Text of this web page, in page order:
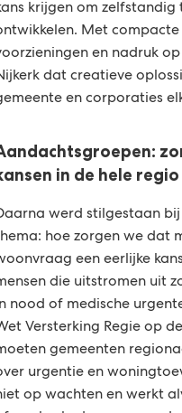
krijgen om zelfstandig
Met
en nadruk
dat creatieve
en corporaties
in de hele regio
werd stilgestaan
hoe zorgen we dat
een eerlijke
die uitstromen uit
nood of medische
Versterking Regie op
gemeenten
urgentie en
op wachten en werkt